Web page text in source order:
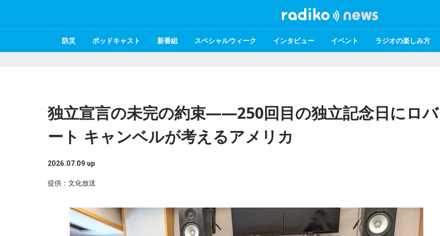
防災 ポッドキャスト 新番組 スペシャルウィーク インタビュー イベント ラジオの楽しみ方
独立宣言の未完の約束——250回目の独立記念日にロバ
ート キャンベルが考えるアメリカ
2026.07.09 up
提供：文化放送